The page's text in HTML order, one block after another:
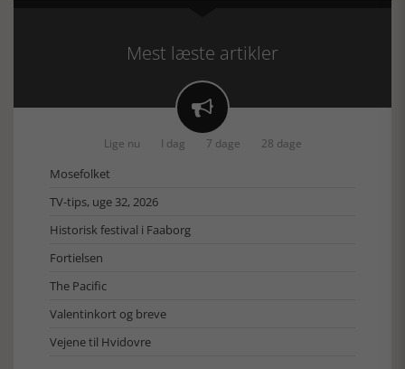
Mest læste artikler

Lige nu I dag 7 dage 28 dage
Mosefolket
TV-tips, uge 32, 2026
Historisk festival i Faaborg
Fortielsen
The Pacific
Valentinkort og breve
Vejene til Hvidovre